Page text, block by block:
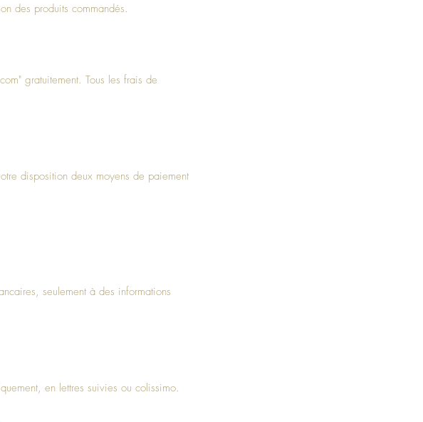
des produits commandés.
gratuitement. Tous les frais de
disposition deux moyens de paiement
seulement à des informations
en lettres suivies ou colissimo.